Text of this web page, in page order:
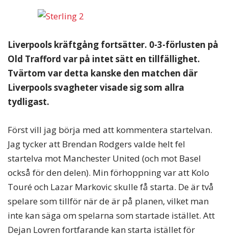
Liverpools kräftgång fortsätter. 0-3-förlusten på
Old Trafford var på intet sätt en tillfällighet.
Tvärtom var detta kanske den matchen där
Liverpools svagheter visade sig som allra
tydligast.
Först vill jag börja med att kommentera startelvan.
Jag tycker att Brendan Rodgers valde helt fel
startelva mot Manchester United (och mot Basel
också för den delen). Min förhoppning var att Kolo
Touré och Lazar Markovic skulle få starta. De är två
spelare som tillför när de är på planen, vilket man
inte kan säga om spelarna som startade istället. Att
Dejan Lovren fortfarande kan starta istället för